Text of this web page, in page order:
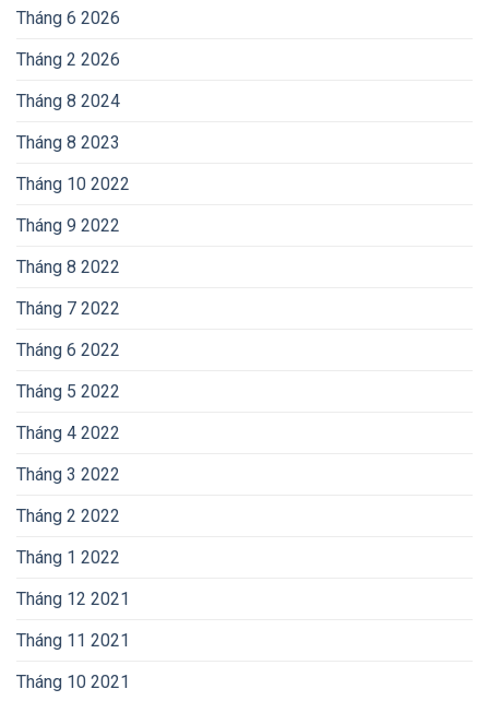
Tháng 6 2026
Tháng 2 2026
Tháng 8 2024
Tháng 8 2023
Tháng 10 2022
Tháng 9 2022
Tháng 8 2022
Tháng 7 2022
Tháng 6 2022
Tháng 5 2022
Tháng 4 2022
Tháng 3 2022
Tháng 2 2022
Tháng 1 2022
Tháng 12 2021
Tháng 11 2021
Tháng 10 2021